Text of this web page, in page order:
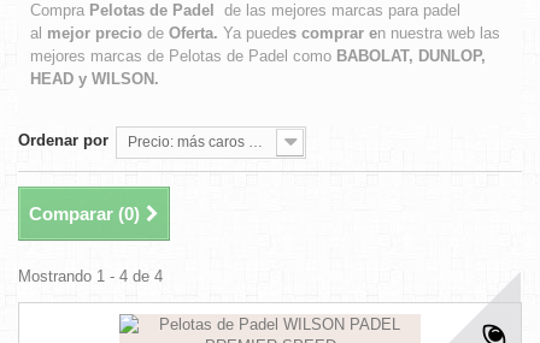
Compra Pelotas de Padel de las mejores marcas para padel
al mejor precio de Oferta. Ya puedes comprar en nuestra web las
mejores marcas de Pelotas de Padel como BABOLAT, DUNLOP,
HEAD y WILSON.
Ordenar por Precio: más caros primero
Comparar (0)
Mostrando 1 - 4 de 4